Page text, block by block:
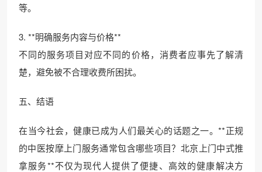
等。
3. **明确服务内容与价格**
不同的服务项目对应不同的价格，消费者应事先了解清
楚，避免被不合理收费所困扰。
五、结语
在当今社会，健康已成为人们最关心的话题之一。**正规
的中医按摩上门服务通常包含哪些项目？北京上门中式推
拿服务**不仅为现代人提供了便捷、高效的健康解决方